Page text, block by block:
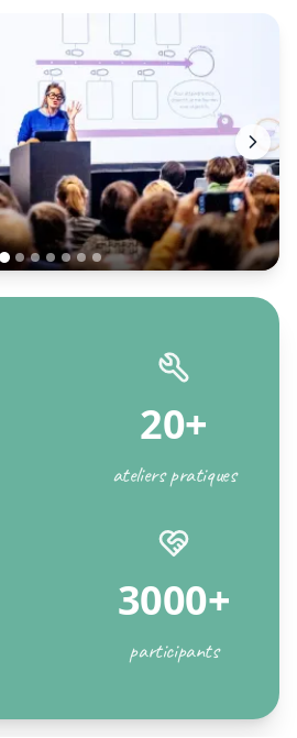
20+
ateliers pratiques
3000+
participants